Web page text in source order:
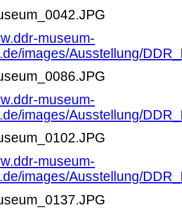
museum-
images/Ausstellung/
museum-
images/Ausstellung/
museum-
images/Ausstellung/